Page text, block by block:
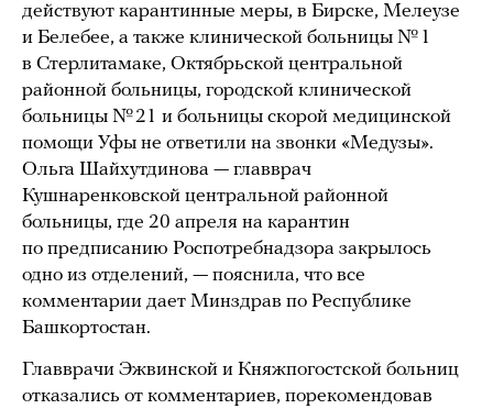
действуют карантинные меры, в Бирске, Мелеузе
и Белебее, а также клинической больницы № 1
в Стерлитамаке, Октябрьской центральной
районной больницы, городской клинической
больницы № 21 и больницы скорой медицинской
помощи Уфы не ответили на звонки «Медузы».
Ольга Шайхутдинова — главврач
Кушнаренковской центральной районной
больницы, где 20 апреля на карантин
по предписанию Роспотребнадзора закрылось
одно из отделений, — пояснила, что все
комментарии дает Минздрав по Республике
Башкортостан.
Главврачи Эжвинской и Княжпогостской больниц
отказались от комментариев, порекомендовав